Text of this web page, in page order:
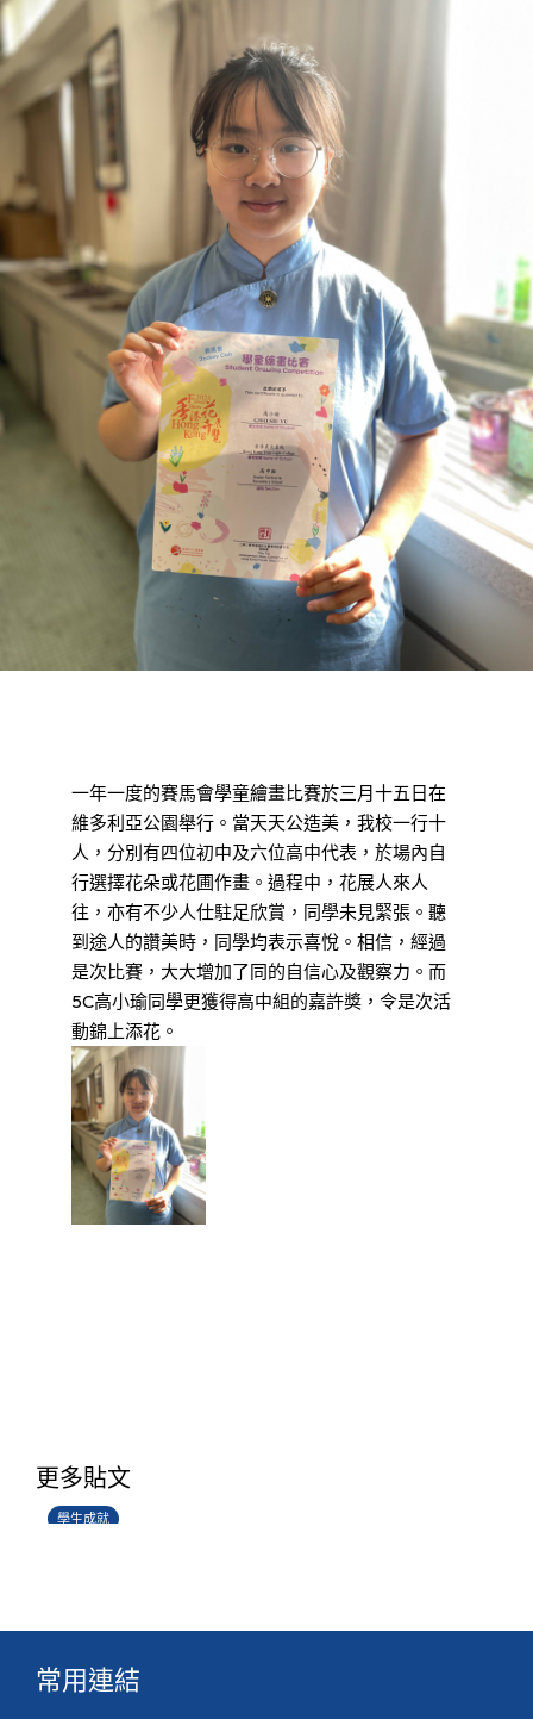
一年一度的賽馬會學童繪畫比賽於三月十五日在
維多利亞公園舉行。當天天公造美，我校一行十
人，分別有四位初中及六位高中代表，於場內自
行選擇花朵或花圃作畫。過程中，花展人來人
往，亦有不少人仕駐足欣賞，同學未見緊張。聽
到途人的讚美時，同學均表示喜悅。相信，經過
是次比賽，大大增加了同的自信心及觀察力。而
5C高小瑜同學更獲得高中組的嘉許獎，令是次活
動錦上添花。
更多貼文
學生成就
14/07/2026
常用連結